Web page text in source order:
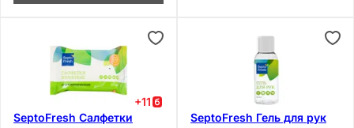
+11
SeptoFresh Салфетки
SeptoFresh Гель для рук